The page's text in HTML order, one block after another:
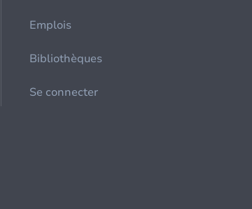
Emplois
Bibliothèques
Se connecter